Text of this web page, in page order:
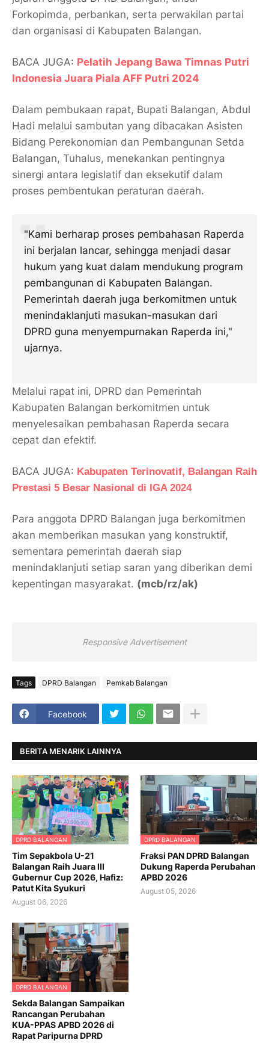
Forkopimda, perbankan, serta perwakilan partai
dan organisasi di Kabupaten Balangan.
BACA JUGA: Pelatih Jepang Bawa Timnas Putri
Indonesia Juara Piala AFF Putri 2024
Dalam pembukaan rapat, Bupati Balangan, Abdul
Hadi melalui sambutan yang dibacakan Asisten
Bidang Perekonomian dan Pembangunan Setda
Balangan, Tuhalus, menekankan pentingnya
sinergi antara legislatif dan eksekutif dalam
proses pembentukan peraturan daerah.
"Kami berharap proses pembahasan Raperda
ini berjalan lancar, sehingga menjadi dasar
hukum yang kuat dalam mendukung program
pembangunan di Kabupaten Balangan.
Pemerintah daerah juga berkomitmen untuk
menindaklanjuti masukan-masukan dari
DPRD guna menyempurnakan Raperda ini,"
ujarnya.
Melalui rapat ini, DPRD dan Pemerintah
Kabupaten Balangan berkomitmen untuk
menyelesaikan pembahasan Raperda secara
cepat dan efektif.
BACA JUGA: Kabupaten Terinovatif, Balangan Raih
Prestasi 5 Besar Nasional di IGA 2024
Para anggota DPRD Balangan juga berkomitmen
akan memberikan masukan yang konstruktif,
sementara pemerintah daerah siap
menindaklanjuti setiap saran yang diberikan demi
kepentingan masyarakat. (mcb/rz/ak)
Responsive Advertisement
Tags DPRD Balangan Pemkab Balangan
Facebook
BERITA MENARIK LAINNYA
DPRD BALANGAN
Tim Sepakbola U-21
Balangan Raih Juara III
Gubernur Cup 2026, Hafiz:
Patut Kita Syukuri
August 06, 2026
DPRD BALANGAN
Fraksi PAN DPRD Balangan
Dukung Raperda Perubahan
APBD 2026
August 05, 2026
DPRD BALANGAN
Sekda Balangan Sampaikan
Rancangan Perubahan
KUA-PPAS APBD 2026 di
Rapat Paripurna DPRD